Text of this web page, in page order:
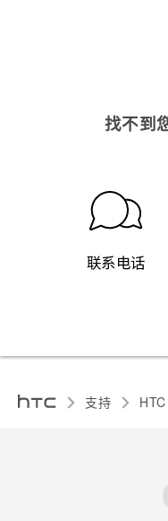
找不到
联系电话
支持